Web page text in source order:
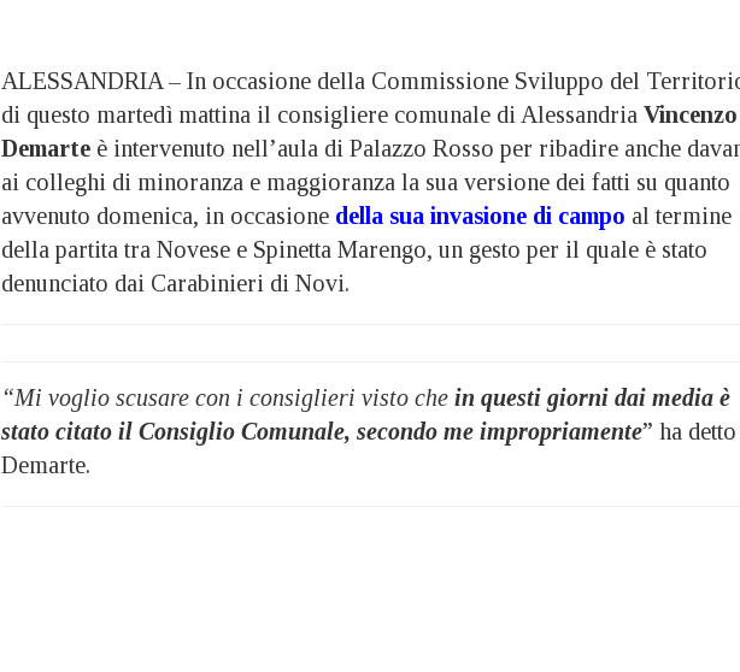
ALESSANDRIA – In occasione della Commissione Sviluppo del
di questo martedì mattina il consigliere comunale di Alessandria Vincenzo
Demarte è intervenuto nell’aula di Palazzo Rosso per ribadire anche
ai colleghi di minoranza e maggioranza la sua versione dei fatti su quanto
avvenuto domenica, in occasione della sua invasione di campo al termine
della partita tra Novese e Spinetta Marengo, un gesto per il quale è stato
denunciato dai Carabinieri di Novi.
“Mi voglio scusare con i consiglieri visto che in questi giorni dai media è
stato citato il Consiglio Comunale, secondo me impropriamente” ha detto
Demarte.